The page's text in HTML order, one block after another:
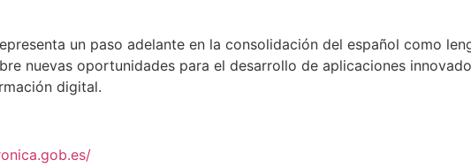
un paso adelante en la consolidación del español como
nuevas oportunidades para el desarrollo de aplicaciones
digital.